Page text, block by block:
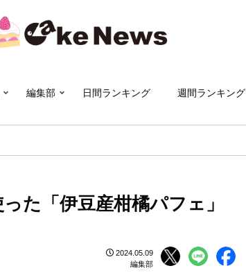
編集部 日間ランキング 週間ランキング
た「伊豆産柑橘パフェ」
2024.05.09
編集部